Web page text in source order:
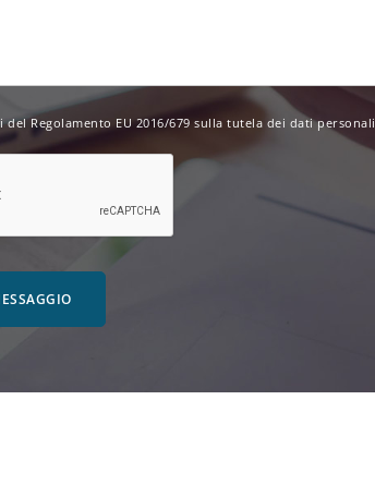
del Regolamento EU 2016/679 sulla tutela dei dati personali